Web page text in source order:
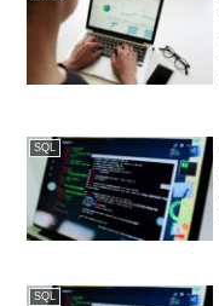
SQL
SQL